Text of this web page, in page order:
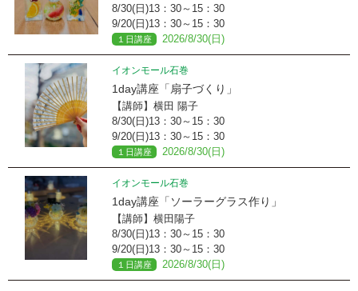
8/30(日)13：30～15：30
9/20(日)13：30～15：30
１日講座 2026/8/30(日)
イオンモール石巻
1day講座「扇子づくり」
【講師】横田 陽子
8/30(日)13：30～15：30
9/20(日)13：30～15：30
１日講座 2026/8/30(日)
イオンモール石巻
1day講座「ソーラーグラス作り」
【講師】横田陽子
8/30(日)13：30～15：30
9/20(日)13：30～15：30
１日講座 2026/8/30(日)